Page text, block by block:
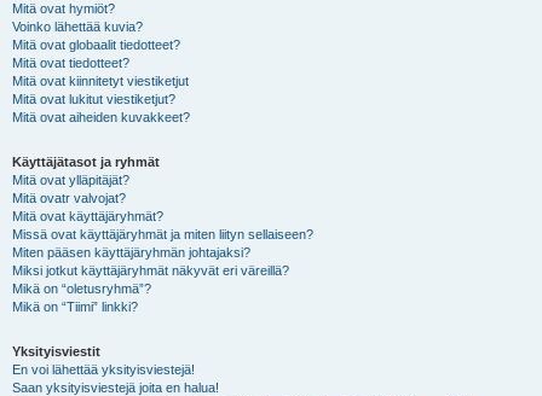
Mitä ovat hymiöt?
Voinko lähettää kuvia?
Mitä ovat globaalit tiedotteet?
Mitä ovat tiedotteet?
Mitä ovat kiinnitetyt viestiketjut
Mitä ovat lukitut viestiketjut?
Mitä ovat aiheiden kuvakkeet?
Käyttäjätasot ja ryhmät
Mitä ovat ylläpitäjät?
Mitä ovatr valvojat?
Mitä ovat käyttäjäryhmät?
Missä ovat käyttäjäryhmät ja miten liityn sellaiseen?
Miten pääsen käyttäjäryhmän johtajaksi?
Miksi jotkut käyttäjäryhmät näkyvät eri väreillä?
Mikä on “oletusryhmä”?
Mikä on “Tiimi” linkki?
Yksityisviestit
En voi lähettää yksityisviestejä!
Saan yksityisviestejä joita en halua!